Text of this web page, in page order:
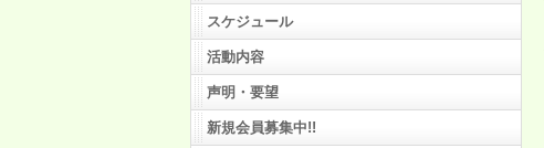
スケジュール
活動内容
声明・要望
新規会員募集中!!